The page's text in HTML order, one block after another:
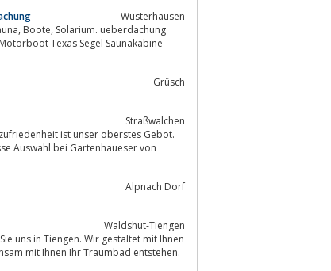
Wusterhausen
Texas Segel Saunakabine
Grüsch
Straßwalchen
Alpnach Dorf
Waldshut-Tiengen
uns in Tiengen. Wir gestaltet mit Ihnen
mit Ihnen Ihr Traumbad entstehen.